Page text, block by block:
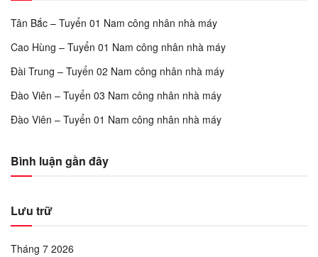
Tân Bắc – Tuyển 01 Nam công nhân nhà máy
Cao Hùng – Tuyển 01 Nam công nhân nhà máy
Đài Trung – Tuyển 02 Nam công nhân nhà máy
Đào Viên – Tuyển 03 Nam công nhân nhà máy
Đào Viên – Tuyển 01 Nam công nhân nhà máy
Bình luận gần đây
Lưu trữ
Tháng 7 2026